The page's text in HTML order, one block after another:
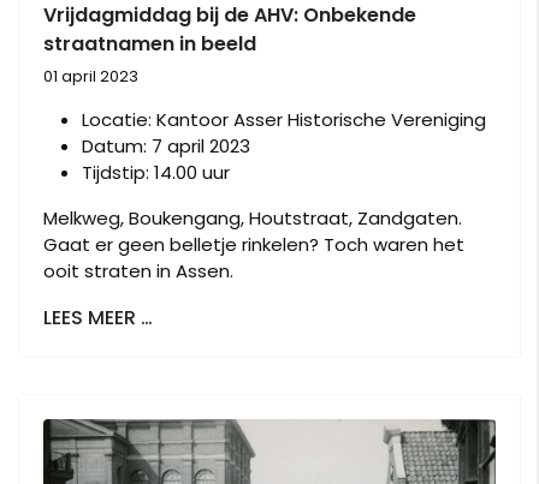
Vrijdagmiddag bij de AHV: Onbekende
straatnamen in beeld
01 april 2023
Locatie: Kantoor Asser Historische Vereniging
Datum: 7 april 2023
Tijdstip: 14.00 uur
Melkweg, Boukengang, Houtstraat, Zandgaten.
Gaat er geen belletje rinkelen? Toch waren het
ooit straten in Assen.
LEES MEER …